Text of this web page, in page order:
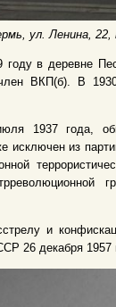
ул. Ленина, 22,
в деревне
ВКП(б). В
1937 года,
исключен из
и
26 декабря 1957